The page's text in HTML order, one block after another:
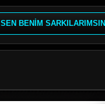
SEN BENİM SARKILARIMSIN